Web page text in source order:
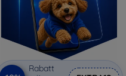
Rabatt